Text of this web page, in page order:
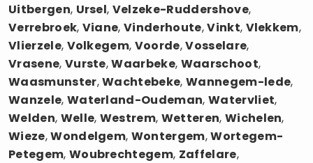
Uitbergen, Ursel, Velzeke-Ruddershove,
Verrebroek, Viane,Vinderhoute,Vinkt, Vlekkem,
Vlierzele, Volkegem, Voorde,Vosselare,
Vrasene, Vurste,Waarbeke, Waarschoot,
Waasmunster,Wachtebeke,Wannegem-lede,
Wanzele, Waterland-Oudeman, Watervliet,
Welden, Welle, Westrem, Wetteren, Wichelen,
Wieze,Wondelgem, Wontergem,Wortegem-
Petegem, Woubrechtegem, Zaffelare,